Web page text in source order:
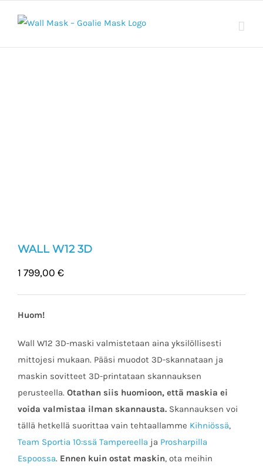
WALL W12 3D
1 799,00 €
Huom!
Wall W12 3D-maski valmistetaan aina yksilöllisesti
mittojesi mukaan. Pääsi muodot 3D-skannataan ja
maskin sovitteet 3D-printataan skannauksen
perusteella. Otathan siis huomioon, että maskia ei
voida valmistaa ilman skannausta. Skannauksen voi
tällä hetkellä suorittaa vain tehtaallamme Kihniössä,
Team Sportia 10:ssä Tampereella ja Prosharpilla
Espoossa. Ennen kuin ostat maskin, ota meihin